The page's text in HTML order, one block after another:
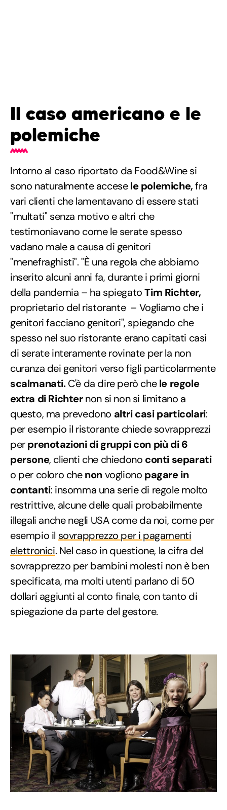
Il caso americano e le
polemiche
Intorno al caso riportato da Food&Wine si
sono naturalmente accesele polemiche,fra
vari clienti che lamentavano di essere stati
"multati" senza motivo e altri che
testimoniavano come le serate spesso
vadano male a causa di genitori
"menefraghisti". "È una regola che abbiamo
inserito alcuni anni fa, durante i primi giorni
della pandemia – ha spiegatoTim Richter,
proprietario del ristorante – Vogliamo che i
genitori facciano genitori", spiegando che
spesso nel suo ristorante erano capitati casi
di serate interamente rovinate per la non
curanza dei genitori verso figli particolarmente
scalmanati.C'è da dire però chele regole
extra di Richternon si non si limitano a
questo, ma prevedono altri casi particolari:
per esempio il ristorante chiede sovrapprezzi
perprenotazioni di gruppi con più di 6
persone, clienti che chiedono conti separati
o per coloro chenonvogliono pagare in
contanti: insomma una serie di regole molto
restrittive, alcune delle quali probabilmente
illegali anche negli USA come da noi, come per
esempio il sovrapprezzo per i pagamenti
elettronici. Nel caso in questione, la cifra del
sovrapprezzo per bambini molesti non è ben
specificata, ma molti utenti parlano di 50
dollari aggiunti al conto finale, con tanto di
spiegazione da parte del gestore.